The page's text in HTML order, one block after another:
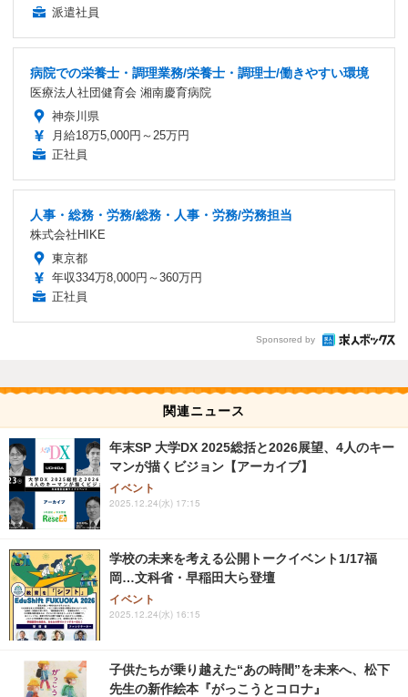
派遣社員
病院での栄養士・調理業務/栄養士・調理士/働きやすい環境
医療法人社団健育会 湘南慶育病院
神奈川県
月給18万5,000円～25万円
正社員
人事・総務・労務/総務・人事・労務/労務担当
株式会社HIKE
東京都
年収334万8,000円～360万円
正社員
Sponsored by
関連ニュース
年末SP 大学DX 2025総括と2026展望、4人のキー
マンが描くビジョン【アーカイブ】
イベント
2025.12.24(水) 17:15
学校の未来を考える公開トークイベント1/17福
岡…文科省・早稲田大ら登壇
イベント
2025.12.24(水) 16:15
子供たちが乗り越えた“あの時間”を未来へ、松下
先生の新作絵本『がっこうとコロナ』